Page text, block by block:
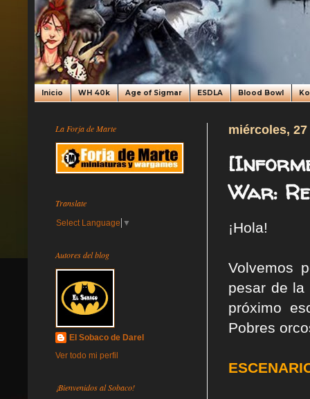
Inicio WH 40k Age of Sigmar ESDLA Blood Bowl
miércoles,
War:
¡Hola!
Volvemos
pesar de la
próximo
Pobres
La Forja de Marte
Translate
Select Language ▼
Autores del blog
El Sobaco de Darel
Ver todo mi perfil
¡Bienvenidos al Sobaco!